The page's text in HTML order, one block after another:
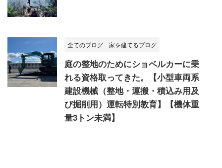
全てのブログ 家を建てるブログ
庭の整地のためにショベルカーに乗
れる資格取ってきた。【小型車両系
建設機械（整地・運搬・積込み用及
び掘削用）運転特別教育】【機体重
量3トン未満】